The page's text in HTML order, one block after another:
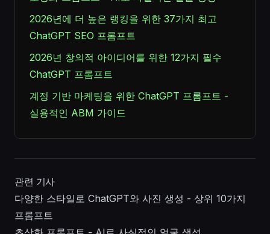
2026년에 더 높은 랭킹을 위한 37가지 최고
ChatGPT SEO 프롬프트
2026년 창의적 아이디어를 위한 12가지 필수
ChatGPT 프롬프트
계정 기반 마케팅을 위한 ChatGPT 프롬프트 -
실용적인 ABM 가이드
관련 기사
다양한 스타일로 ChatGPT와 사진 생성 - 상위 10가지
프롬프트